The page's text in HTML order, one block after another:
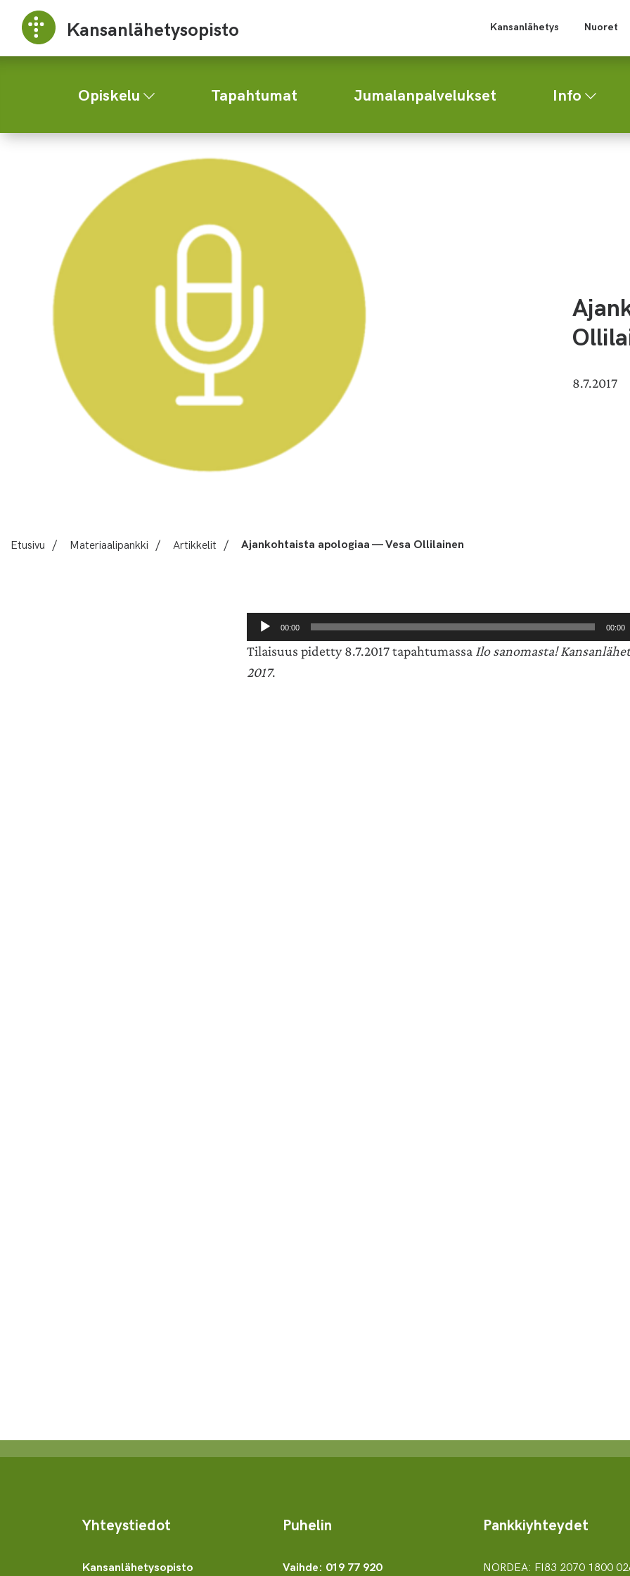
Kansanlähetysopisto Kansanlähetys Nuoret
Opiskelu Tapahtumat Jumalanpalvelukset Info
8.7.2017
Etusivu / Materiaalipankki / Artikkelit / Ajankohtaista apologiaa — Vesa Ollilainen
Äänitoistin00:00 00:00
Tilaisuus pidetty 8.7.2017 tapahtumassa Ilo sanomasta!
2017.
Yhteystiedot
Kansanlähetysopisto
Puhelin
Vaihde: 019 77 920
Pankkiyhteydet
NORDEA: FI83 2070 1800